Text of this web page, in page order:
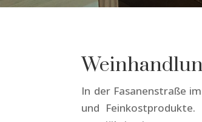
In der Fasanenstraße
und